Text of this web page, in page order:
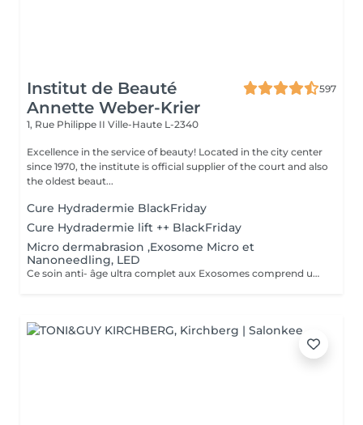
Institut de Beauté
Annette Weber-Krier
597
1, Rue Philippe II Ville-Haute L-2340
Excellence in the service of beauty! Located in the city center
since 1970, the institute is official supplier of the court and also
the oldest beaut...
Cure Hydradermie BlackFriday
Cure Hydradermie lift ++ BlackFriday
Micro dermabrasion ,Exosome Micro et
Nanoneedling, LED
Ce soin anti- âge ultra complet aux Exosomes comprend une microdermabrasion, un soin activateur Cold plasma, le microneedling avec des Exosomes, un masque feuille de collagène avec le nanoneedling, pour finaliser encore 15' de luminothérapie. Vous partirez avec votre sérum aux exosomes pour continuer le soin à domicile.